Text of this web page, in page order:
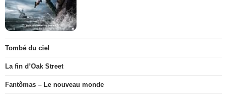
Tombé du ciel
La fin d’Oak Street
Fantômas – Le nouveau monde